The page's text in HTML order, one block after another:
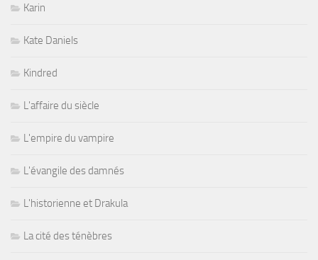
Karin
Kate Daniels
Kindred
L'affaire du siècle
L'empire du vampire
L'évangile des damnés
L'historienne et Drakula
La cité des ténèbres